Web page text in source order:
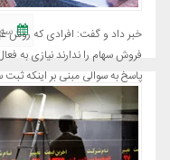
خبر داد و گفت: افرادی که روش
فروش سهام را ندارند نیازی به
پاسخ به سوالی مبنی بر اینکه